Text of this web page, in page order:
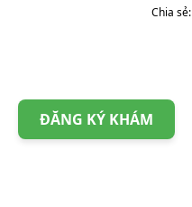
Chia sẻ:
ĐĂNG KÝ KHÁM